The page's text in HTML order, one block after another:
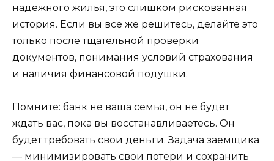
надежного жилья, это слишком рискованная
история. Если вы все же решитесь, делайте это
только после тщательной проверки
документов, понимания условий страхования
и наличия финансовой подушки.
Помните: банк не ваша семья, он не будет
ждать вас, пока вы восстанавливаетесь. Он
будет требовать свои деньги. Задача заемщика
— минимизировать свои потери и сохранить